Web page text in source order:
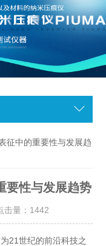
征中的重要性与发展趋
要性与发展趋势
量： 1442
21世纪的前沿科技之